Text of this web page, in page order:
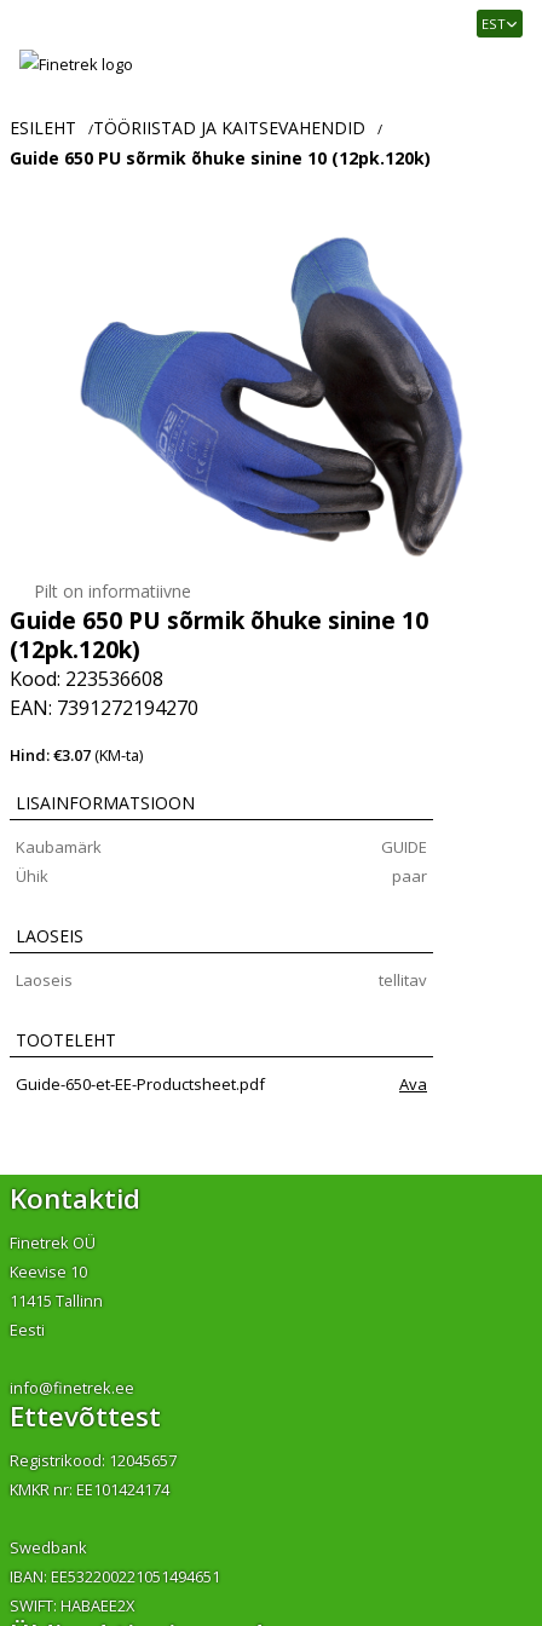
Usaldusväärne
ja
tööstusautomaatika
EST
ESILEHT /TÖÖRIISTAD JA KAITSEVAHENDID /
Guide 650 PU sõrmik õhuke sinine 10 (12pk.120k)
Pilt on informatiivne
Guide 650 PU sõrmik õhuke sinine 10
(12pk.120k)
Kood: 223536608
EAN: 7391272194270
Hind: €3.07(KM-ta)
LISAINFORMATSIOON
Kaubamärk
GUIDE
Ühik
paar
LAOSEIS
Laoseis tellitav
TOOTELEHT
Guide-650-et-EE-Productsheet.pdf Ava
Kontaktid
Finetrek OÜ
Keevise 10
11415 Tallinn
Eesti
info@finetrek.ee
Ettevõttest
Registrikood: 12045657
KMKR nr: EE101424174
Swedbank
IBAN: EE532200221051494651
SWIFT: HABAEE2X